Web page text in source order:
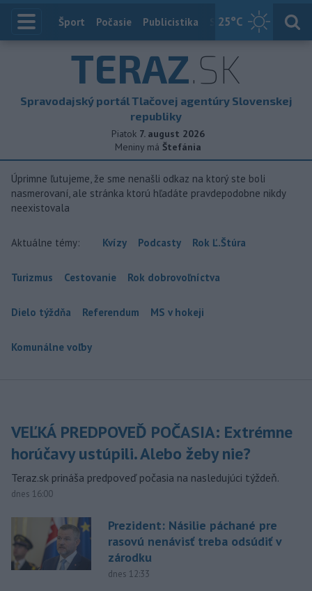
25°C
Index
Šport Počasie Publicistika Slovensko
TERAZ.SK
Spravodajský portál Tlačovej agentúry Slovenskej
republiky
Piatok 7. august 2026
Meniny má Štefánia
Úprimne ľutujeme, že sme nenašli odkaz na ktorý ste boli
nasmerovaní, ale stránka ktorú hľadáte pravdepodobne nikdy
neexistovala
Aktuálne témy: Kvízy Podcasty Rok Ľ.Štúra
Turizmus Cestovanie Rok dobrovoľníctva
Dielo týždňa Referendum MS v hokeji
Komunálne voľby
VEĽKÁ PREDPOVEĎ POČASIA: Extrémne
horúčavy ustúpili. Alebo žeby nie?
Teraz.sk prináša predpoveď počasia na nasledujúci týždeň.
dnes 16:00
Prezident: Násilie páchané pre
rasovú nenávisť treba odsúdiť v
zárodku
dnes 12:33